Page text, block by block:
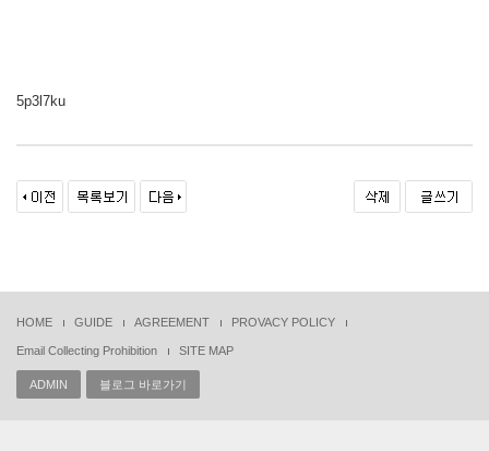
5p3l7ku
HOME GUIDE AGREEMENT PROVACY POLICY
Email Collecting Prohibition SITE MAP
ADMIN 블로그 바로가기